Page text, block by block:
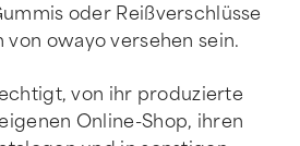
oder Reißverschlüsse
owayo versehen sein.
von ihr produzierte
Online-Shop, ihren